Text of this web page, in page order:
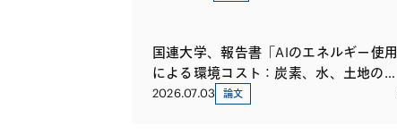
国連大学、報告書「AIのエネルギー使用
による環境コスト：炭素、水、土地のフ
ットプリント」を公表
2026.07.03 論文